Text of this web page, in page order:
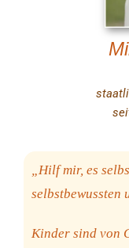
„Hilf mir, es
selbstbewussten
Kinder sind von